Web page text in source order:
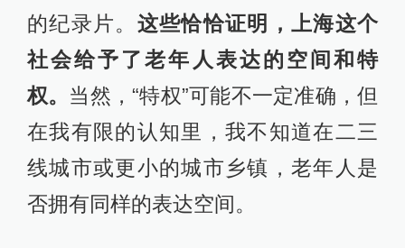
的纪录片。 这些恰恰证明，上海这个
社会给予了老年人表达的空间和特
权。 当然，“特权”可能不一定准确，但
在我有限的认知里，我不知道在二三
线城市或更小的城市乡镇，老年人是
否拥有同样的表达空间。